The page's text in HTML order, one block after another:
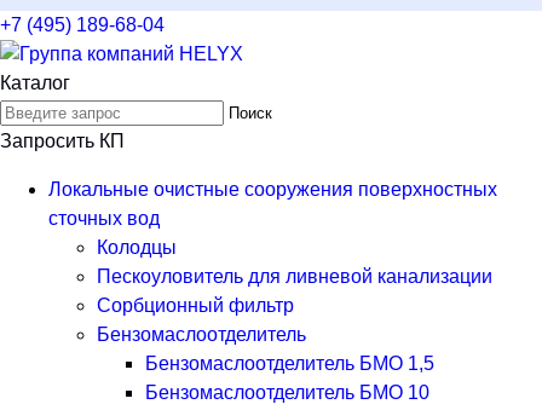
+7 (495) 189-68-04
Каталог
Поиск
Запросить КП
Локальные очистные сооружения поверхностных
сточных вод
Колодцы
Пескоуловитель для ливневой канализации
Сорбционный фильтр
Бензомаслоотделитель
Бензомаслоотделитель БМО 1,5
Бензомаслоотделитель БМО 10